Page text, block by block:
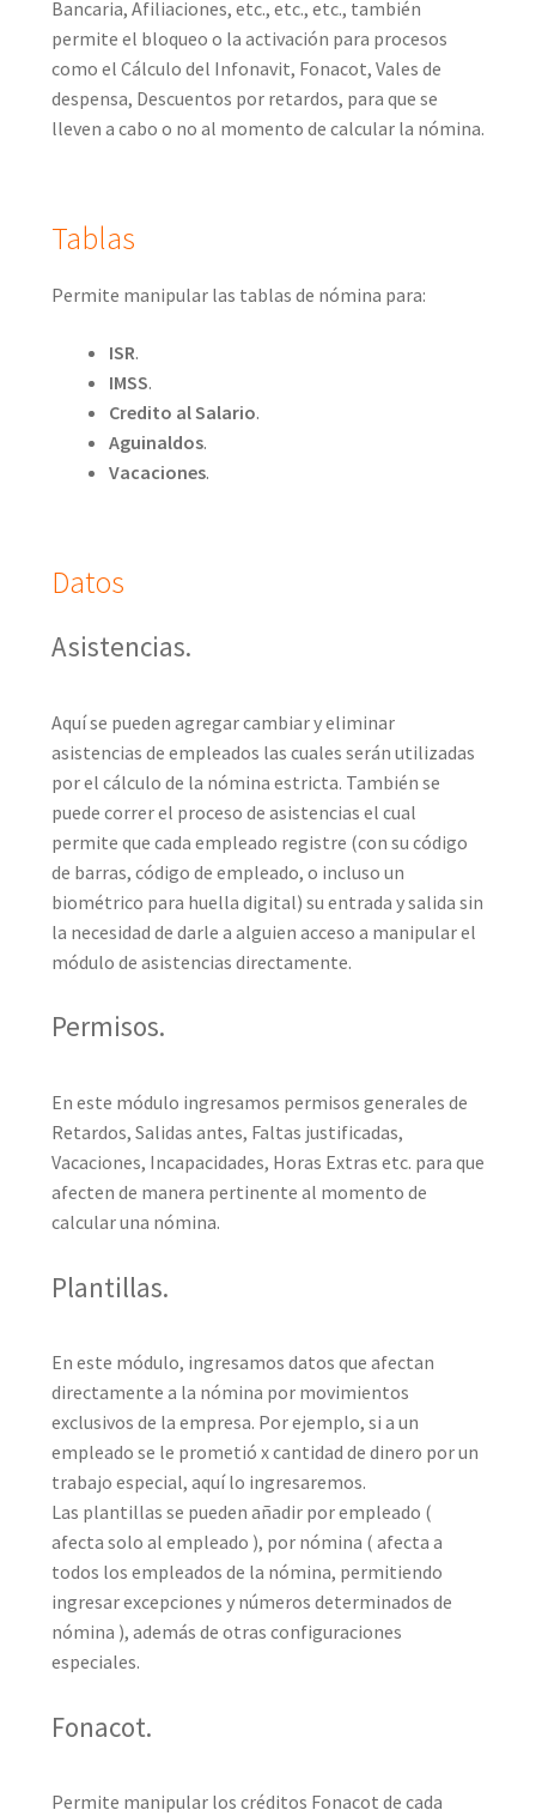
Bancaria, Afiliaciones, etc., etc., etc., también
permite el bloqueo o la activación para procesos
como el Cálculo del Infonavit, Fonacot, Vales de
despensa, Descuentos por retardos, para que se
lleven a cabo o no al momento de calcular la nómina.
Tablas
Permite manipular las tablas de nómina para:
ISR.
IMSS.
Credito al Salario.
Aguinaldos.
Vacaciones.
Datos
Asistencias.
Aquí se pueden agregar cambiar y eliminar
asistencias de empleados las cuales serán utilizadas
por el cálculo de la nómina estricta. También se
puede correr el proceso de asistencias el cual
permite que cada empleado registre (con su código
de barras, código de empleado, o incluso un
biométrico para huella digital) su entrada y salida sin
la necesidad de darle a alguien acceso a manipular el
módulo de asistencias directamente.
Permisos.
En este módulo ingresamos permisos generales de
Retardos, Salidas antes, Faltas justificadas,
Vacaciones, Incapacidades, Horas Extras etc. para que
afecten de manera pertinente al momento de
calcular una nómina.
Plantillas.
En este módulo, ingresamos datos que afectan
directamente a la nómina por movimientos
exclusivos de la empresa. Por ejemplo, si a un
empleado se le prometió x cantidad de dinero por un
trabajo especial, aquí lo ingresaremos.
Las plantillas se pueden añadir por empleado (
afecta solo al empleado ), por nómina ( afecta a
todos los empleados de la nómina, permitiendo
ingresar excepciones y números determinados de
nómina ), además de otras configuraciones
especiales.
Fonacot.
Permite manipular los créditos Fonacot de cada